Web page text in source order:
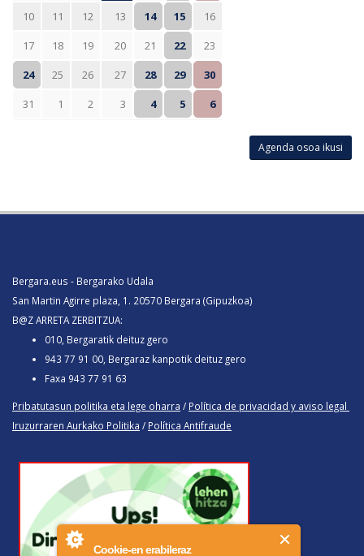
Cookie-en erabileraz
10
11 12 13 14 15
16
17
18 19 20 21 22
23
24
25 26 27 28 29
30
31
1 2 3 4 5 6
Agenda osoa ikusi
Bergara.eus - Bergarako Udala
San Martin Agirre plaza, 1. 20570 Bergara (Gipuzkoa)
B@Z ARRETA ZERBITZUA:
010, Bergaratik deituz gero
943 77 91 00, Bergaraz kanpotik deituz gero
Faxa 943 77 91 63
Pribatutasun politika eta lege oharra / Política de privacidad y aviso legal
Iruzurraren Aurkako Politika / Política Antifraude